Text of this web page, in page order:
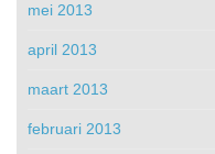
mei 2013
april 2013
maart 2013
februari 2013